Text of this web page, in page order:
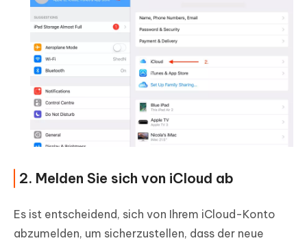
2. Melden Sie sich von iCloud ab
Es ist entscheidend, sich von Ihrem iCloud-Konto
abzumelden, um sicherzustellen, dass der neue